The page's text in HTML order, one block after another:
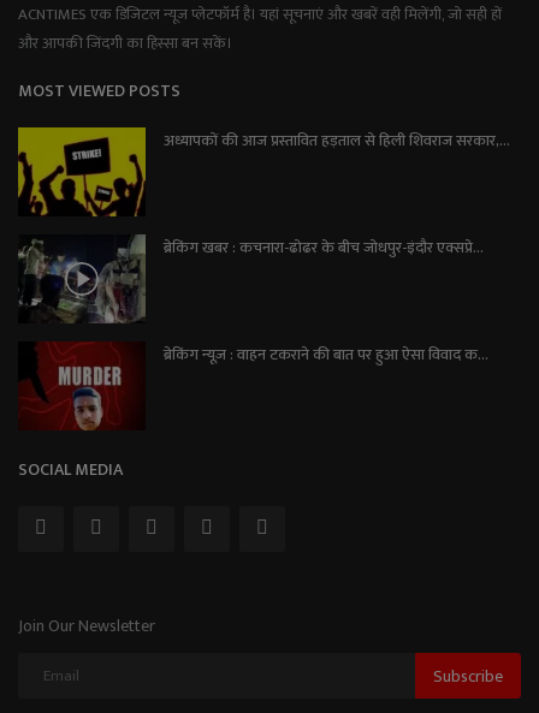
ACNTIMES एक डिजिटल न्यूज प्लेटफॉर्म है। यहां सूचनाएं और खबरें वही मिलेंगी, जो सही हों
और आपकी जिंदगी का हिस्सा बन सकें।
MOST VIEWED POSTS
अध्यापकों की आज प्रस्तावित हड़ताल से हिली शिवराज सरकार,...
ब्रेकिंग खबर : कचनारा-ढोढर के बीच जोधपुर-इंदौर एक्सप्रे...
ब्रेकिंग न्यूज़ : वाहन टकराने की बात पर हुआ ऐसा विवाद क...
SOCIAL MEDIA
Join Our Newsletter
Subscribe